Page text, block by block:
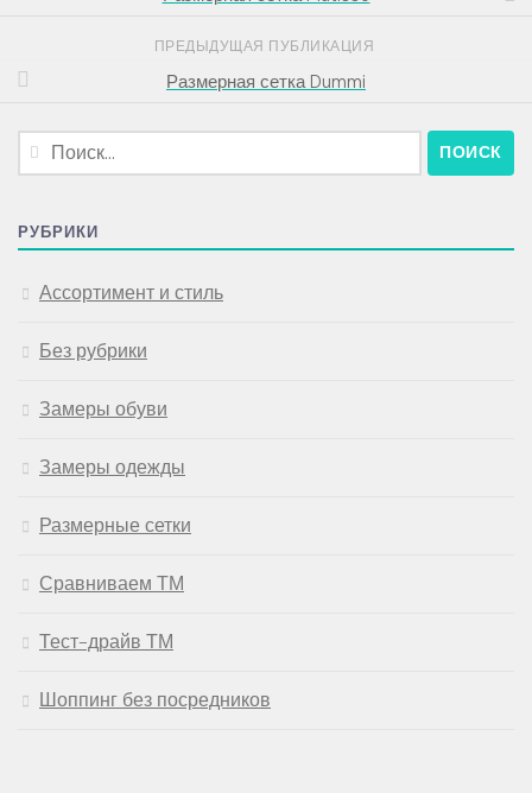
ПРЕДЫДУЩАЯ ПУБЛИКАЦИЯ
Размерная сетка Dummi
Найти:
РУБРИКИ
Ассортимент и стиль
Без рубрики
Замеры обуви
Замеры одежды
Размерные сетки
Сравниваем ТМ
Тест-драйв ТМ
Шоппинг без посредников